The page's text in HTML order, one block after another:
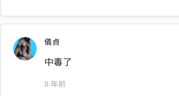
They saw your velvet skin
Things started happening
They made you king
How can you …
儀貞
中毒了
8 年前